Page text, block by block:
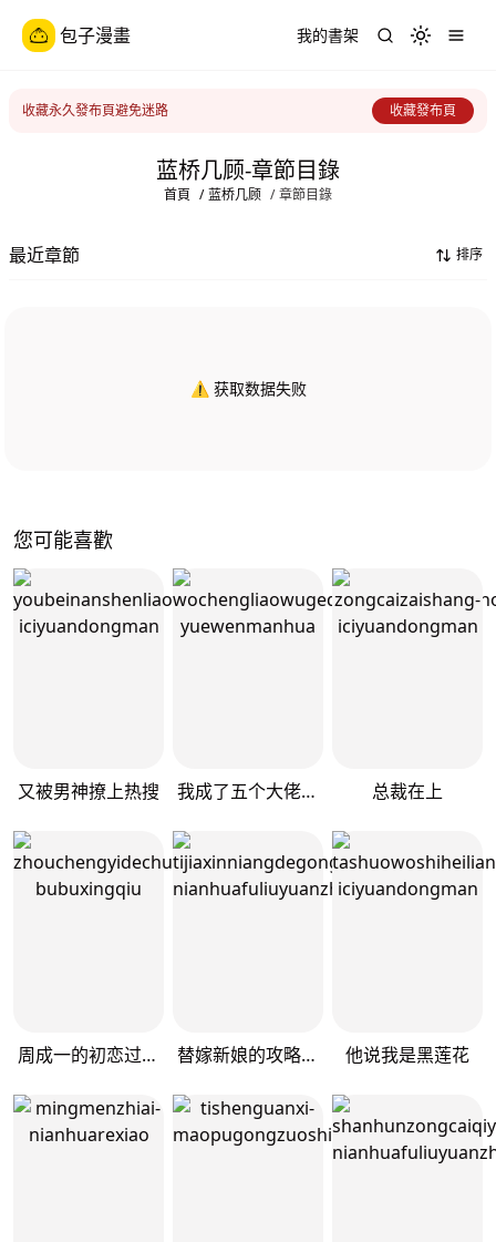
包子漫畫 我的書架 Toggle
收藏永久發布頁避免迷路 收藏發布頁
蓝桥几顾-章節目錄
首頁 / 蓝桥几顾 / 章節目錄
最近章節 排序
⚠️ 获取数据失败
您可能喜歡
又被男神撩上热搜 我成了五个大佬的掌心宠 总裁在上
周成一的初恋过于坎坷 替嫁新娘的攻略计划 他说我是黑莲花